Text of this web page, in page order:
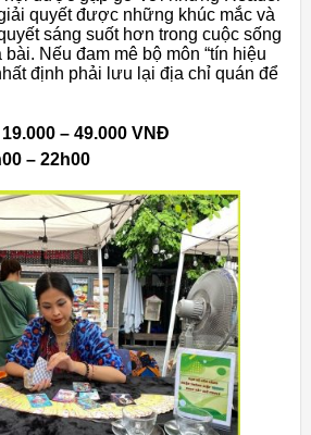
quyết được những khúc mắc và
sáng suốt hơn trong cuộc sống
Nếu đam mê bộ môn “tín hiệu
định phải lưu lại địa chỉ quán để
– 49.000 VNĐ
– 22h00